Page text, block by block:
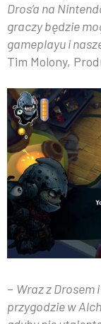
Dros’a na
graczy będzie
gameplayu i
Tim Molony,
– Wraz z
przygodzie w